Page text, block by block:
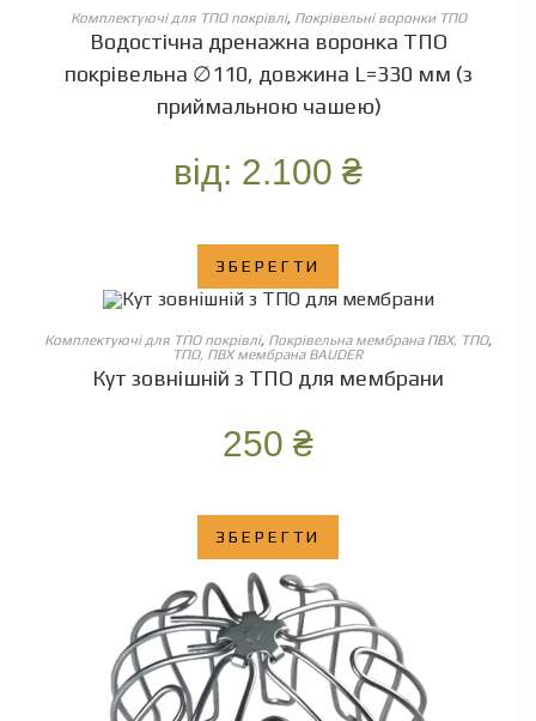
ОБЕРІТЬ ОПЦІЇ
Комплектуючі для ТПО покрівлі, Покрівельні воронки ТПО
Водостічна дренажна воронка ТПО
покрівельна ∅110, довжина L=330 мм (з
приймальною чашею)
від: 2.100 ₴
ЗБЕРЕГТИ
ОБЕРІТЬ ОПЦІЇ
Комплектуючі для ТПО покрівлі, Покрівельна мембрана ПВХ, ТПО,
ТПО, ПВХ мембрана BAUDER
Кут зовнішній з ТПО для мембрани
250 ₴
ЗБЕРЕГТИ